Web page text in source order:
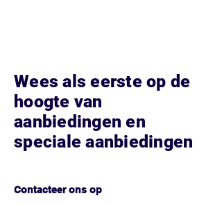
Wees als eerste op de
hoogte van
aanbiedingen en
speciale aanbiedingen
Contacteer ons op